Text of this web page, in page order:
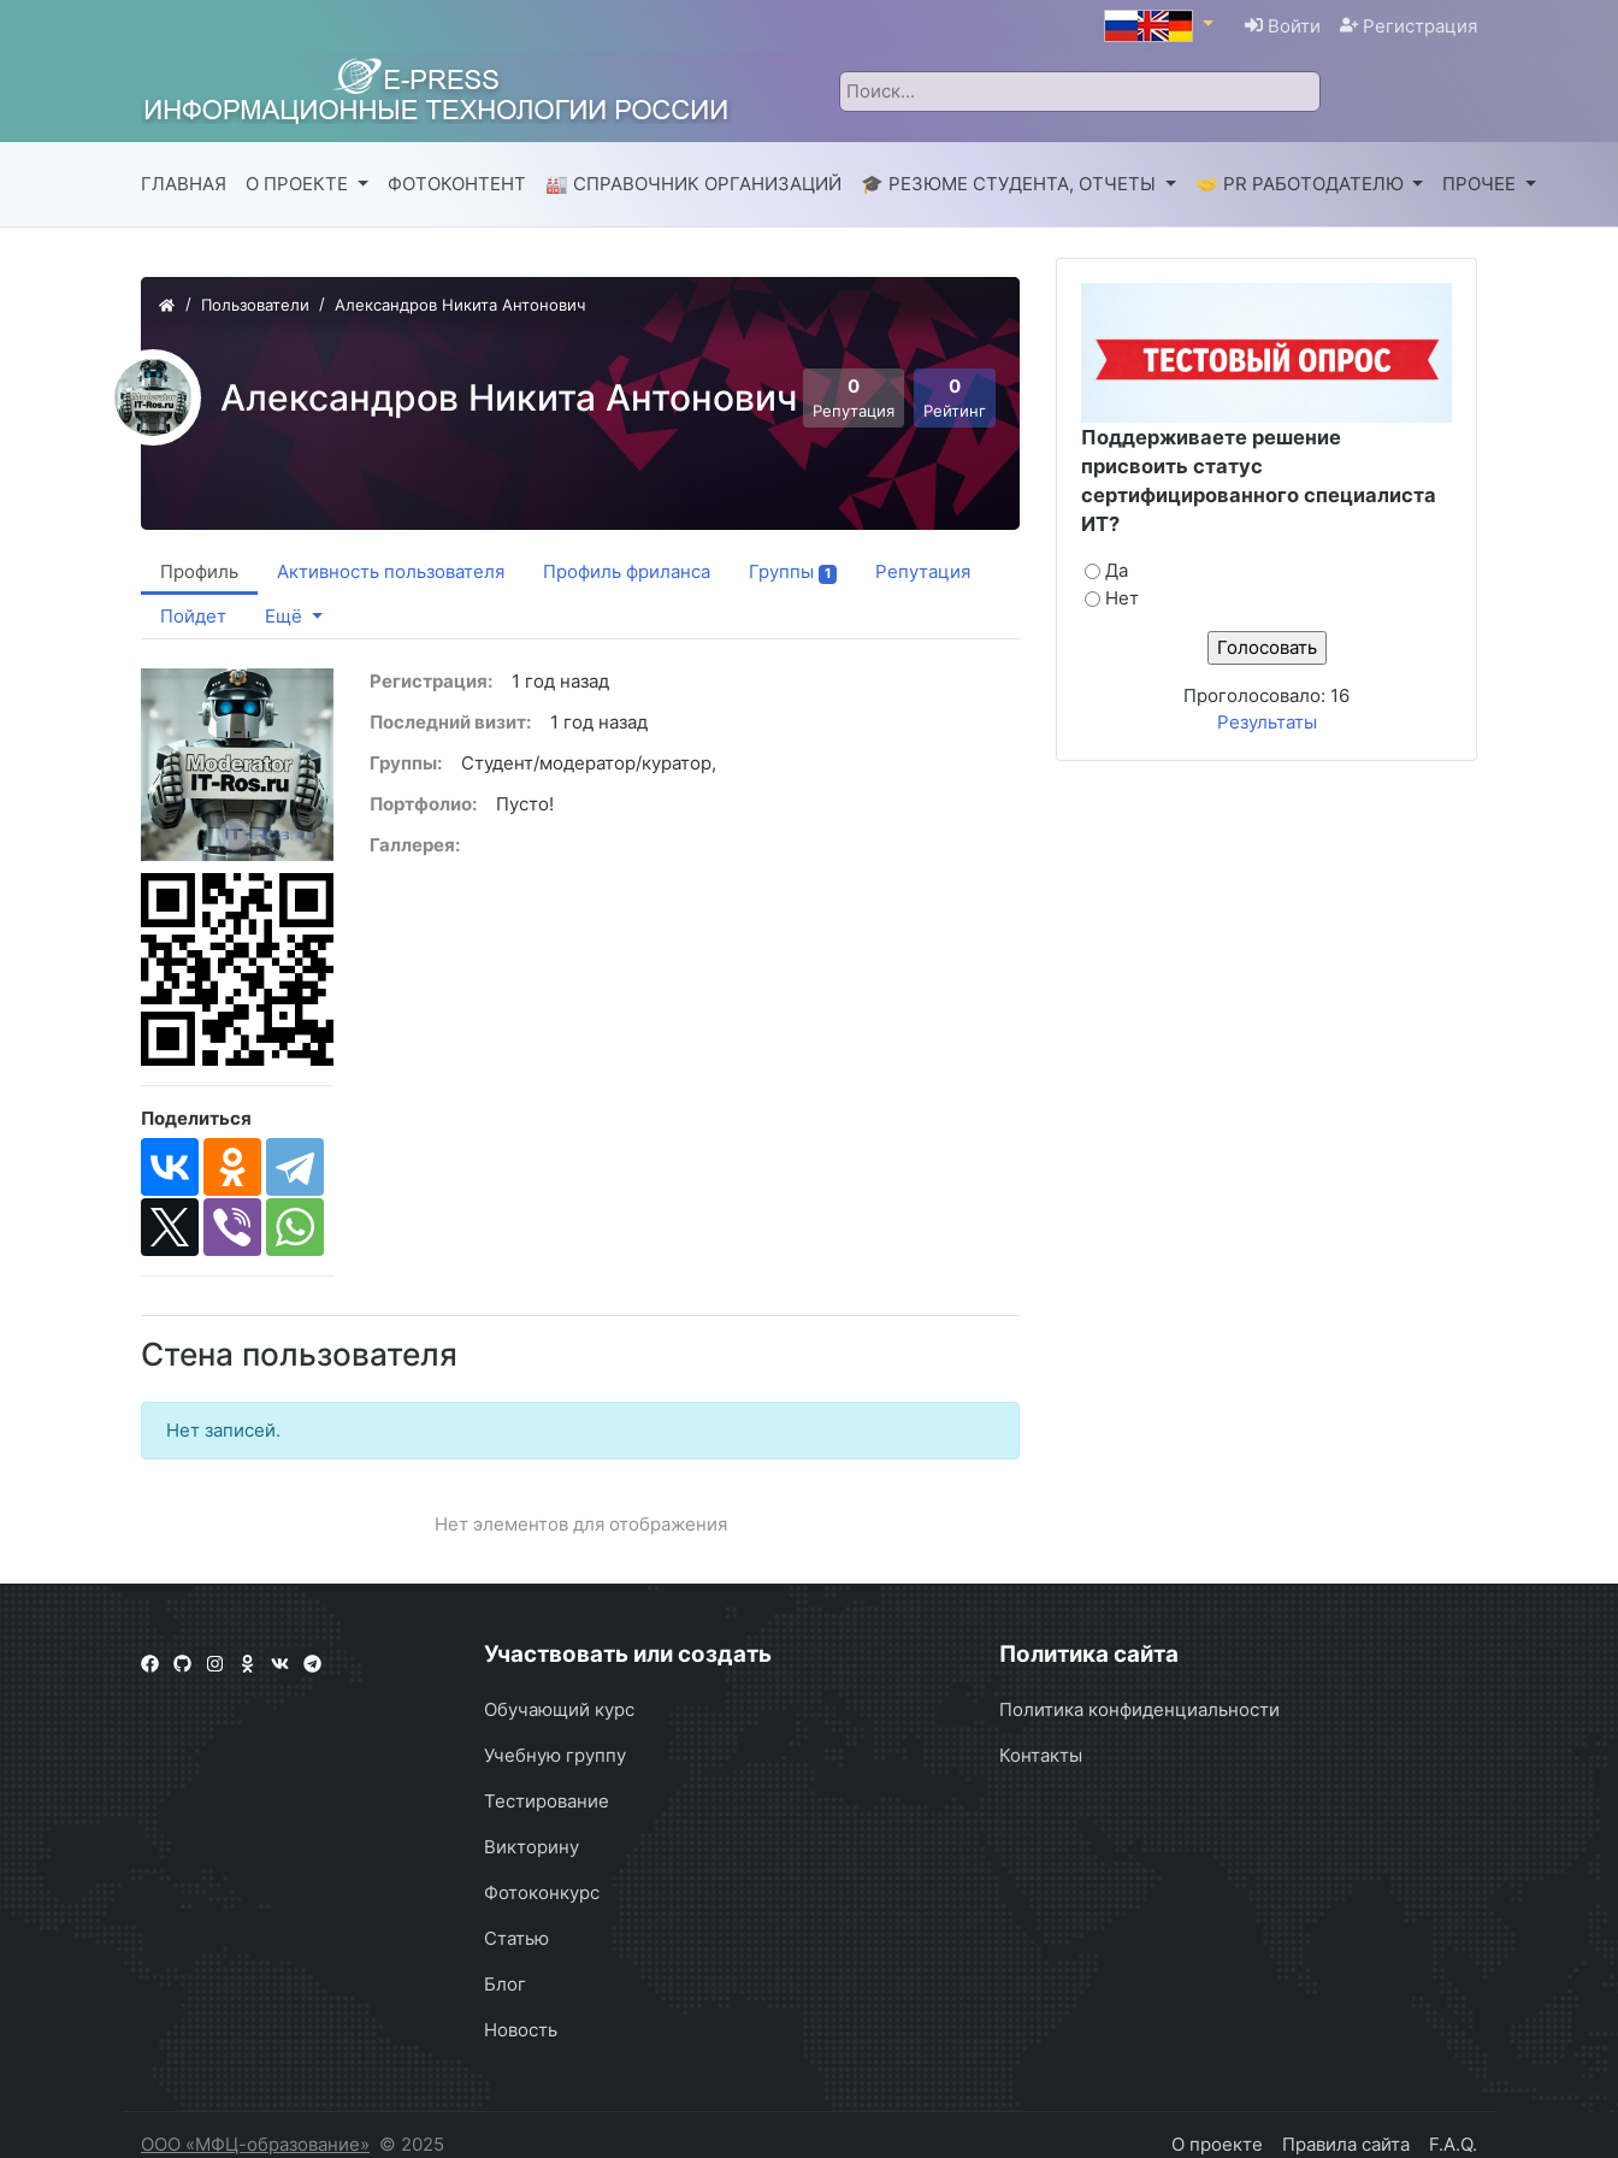
Войти Регистрация
ГЛАВНАЯ О ПРОЕКТЕ ФОТОКОНТЕНТ 🏭 СПРАВОЧНИК ОРГАНИЗАЦИЙ 🎓 РЕЗЮМЕ СТУДЕНТА, ОТЧЕТЫ 🤝 PR РАБОТОДАТЕЛЮ ПРОЧЕЕ
Пользователи Александров Никита Антонович
Александров Никита Антонович 0
Репутация
0
Рейтинг
Профиль Активность пользователя Профиль фриланса Группы 1
Репутация
Пойдет
Ещё
Поделиться
Регистрация:
1 год назад
Последний визит:
1 год назад
Группы:
Студент/модератор/куратор,
Портфолио:
Пусто!
Галлерея:
Стена пользователя
Нет записей.
Нет элементов для отображения
Поддерживаете решение
присвоить статус
сертифицированного специалиста
ИТ?
Да
Нет
Проголосовало: 16
Результаты
Участвовать или создать
Обучающий курс
Учебную группу
Тестирование
Викторину
Фотоконкурс
Статью
Блог
Новость
Политика сайта
Политика конфиденциальности
Контакты
ООО «МФЦ-образование» © 2025 О проекте Правила сайта F.A.Q.